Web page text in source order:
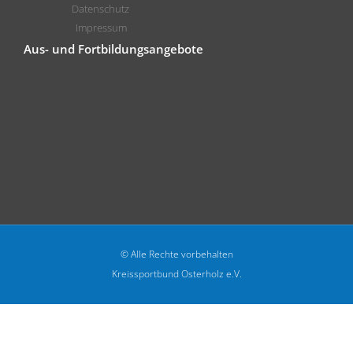
Datenschutz
Impressum
Aus- und Fortbildungsangebote
© Alle Rechte vorbehalten
Kreissportbund Osterholz e.V.